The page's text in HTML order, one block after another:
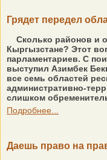
Грядет передел
Сколько районов и
Кыргызстане? Этот
парламентариев. С
выступил Азимбек
все семь областей
административно-
слишком
Подробнее...
Даешь право на